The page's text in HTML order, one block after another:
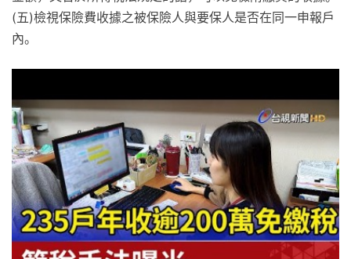
(五)檢視保險費收據之被保險人與要保人是否在同一申報戶
內。